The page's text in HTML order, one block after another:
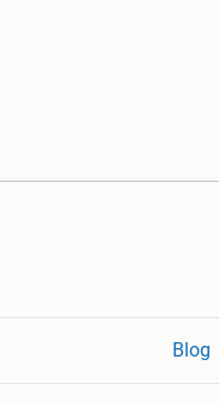
Blog